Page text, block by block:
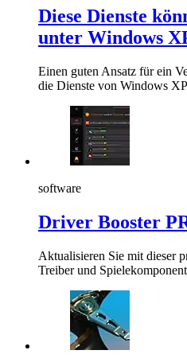
Diese Dienste
unter Windows
Einen guten Ansatz für ein
die Dienste von Windows
software
Driver Booster
Aktualisieren Sie mit dieser
Treiber und